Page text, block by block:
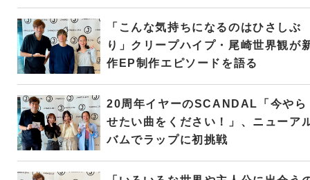
「こんな気持ちになるのはひさしぶ
り」クリープハイプ・尾崎世界観が
作EP制作エピソードを語る
20周年イヤーのSCANDAL「今やら
せたい曲をください！」、ニューア
バムでラップに初挑戦